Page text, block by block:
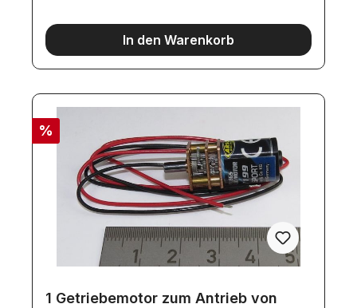
HecklappeHeck-UnterfahrschutzAufliegerstützen,
mechanisch höhenverstellbarPodest
10kg.Folgendes Zubehör ist verfügbar: (nicht
enthalten)Aufliegerstützen-Paar: Artikel
8537Motor für Aufliegerstützen-Paar (2x
erforderlich): Artikel 8538oderAufliegerstützen als
SET: Artikel 8890Kippantrieb (Spindel): Artikel
8535Motor für Kippantrieb: Artikel
8536oder:Kippantrieb-SET: Artikel 9043Alternative
Aufliegerstütze: Artikel 11344
In den Warenkorb
%
1 Getriebemotor zum Antrieb von